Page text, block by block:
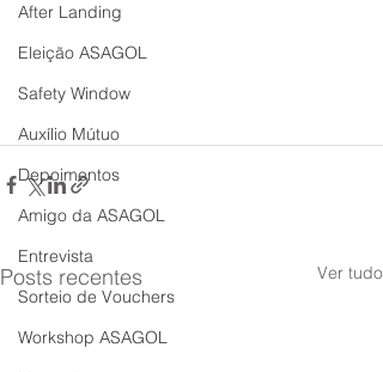
After Landing
Eleição ASAGOL
Safety Window
Auxílio Mútuo
Depoimentos
Amigo da ASAGOL
Entrevista
Sorteio de Vouchers
Workshop ASAGOL
Posts recentes Ver tudo